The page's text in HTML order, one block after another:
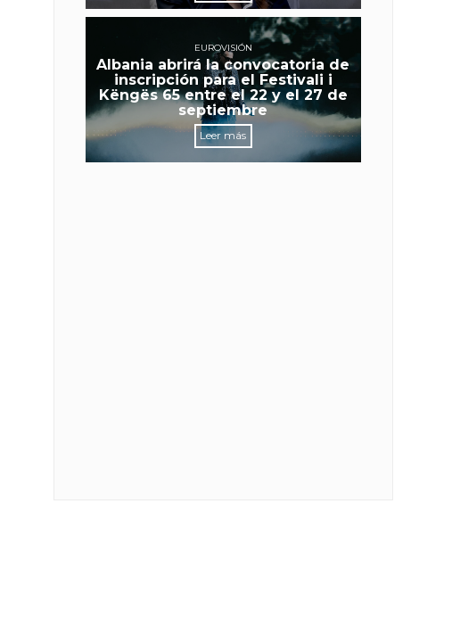
EUROVISIÓN
Albania abrirá la convocatoria de
inscripción para el Festivali i
Këngës 65 entre el 22 y el 27 de
septiembre
Leer más